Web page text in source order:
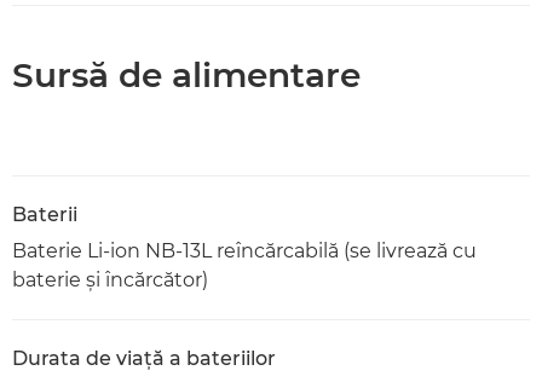
Sursă de alimentare
Baterii
Baterie Li-ion NB-13L reîncărcabilă (se livrează cu
baterie şi încărcător)
Durata de viaţă a bateriilor